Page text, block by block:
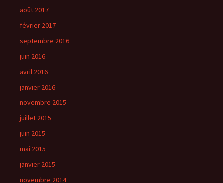
août 2017
février 2017
septembre 2016
juin 2016
avril 2016
janvier 2016
novembre 2015
juillet 2015
juin 2015
mai 2015
janvier 2015
novembre 2014